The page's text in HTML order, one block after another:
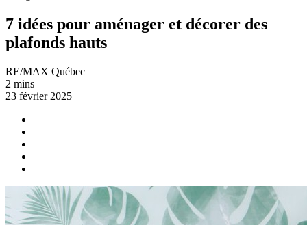
7 idées pour aménager et décorer des
plafonds hauts
RE/MAX Québec
2 mins
23 février 2025